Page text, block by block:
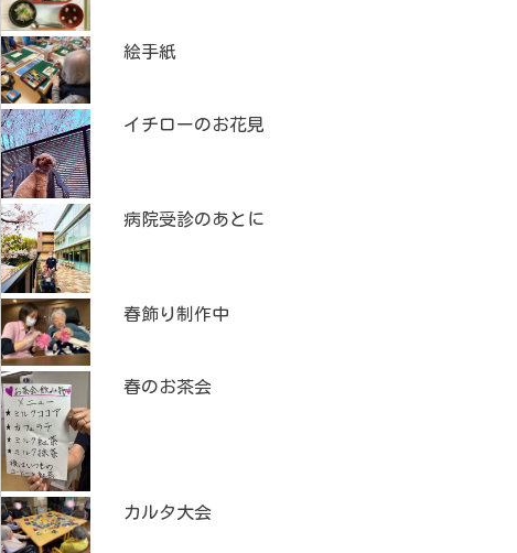
絵手紙
イチローのお花見
病院受診のあとに
春飾り制作中
春のお茶会
カルタ大会